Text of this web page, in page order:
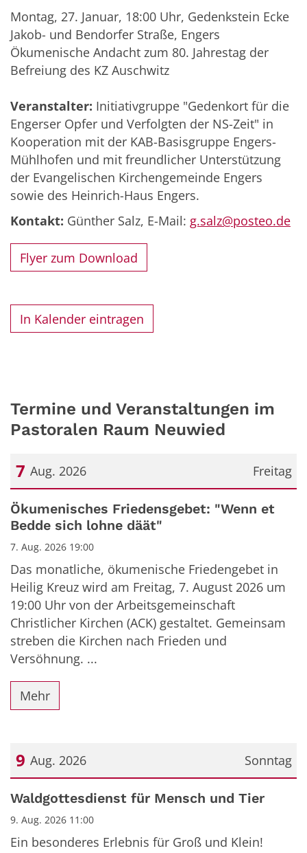
Montag, 27. Januar, 18:00 Uhr, Gedenkstein Ecke
Jakob- und Bendorfer Straße, Engers
Ökumenische Andacht zum 80. Jahrestag der
Befreiung des KZ Auschwitz
Veranstalter: Initiativgruppe "Gedenkort für die
Engerser Opfer und Verfolgten der NS-Zeit" in
Kooperation mit der KAB-Basisgruppe Engers-
Mühlhofen und mit freundlicher Unterstützung
der Evangelischen Kirchengemeinde Engers
sowie des Heinrich-Haus Engers.
Kontakt: Günther Salz, E-Mail: g.salz@posteo.de
Flyer zum Download
In Kalender eintragen
Termine und Veranstaltungen im
Pastoralen Raum Neuwied
Freitag
7 Aug. 2026
Datum: 7. August 2026
Ökumenisches Friedensgebet: "Wenn et
Bedde sich lohne däät"
7. Aug. 2026 19:00
Das monatliche, ökumenische Friedengebet in
Heilig Kreuz wird am Freitag, 7. August 2026 um
19:00 Uhr von der Arbeitsgemeinschaft
Christlicher Kirchen (ACK) gestaltet. Gemeinsam
streben die Kirchen nach Frieden und
Versöhnung. ...
Mehr
Sonntag
9 Aug. 2026
Datum: 9. August 2026
Waldgottesdienst für Mensch und Tier
9. Aug. 2026 11:00
Ein besonderes Erlebnis für Groß und Klein!